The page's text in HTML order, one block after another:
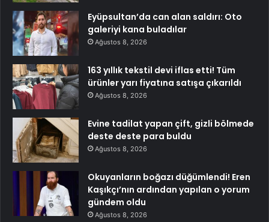
Eyüpsultan’da can alan saldırı: Oto
galeriyi kana buladılar
Ağustos 8, 2026
163 yıllık tekstil devi iflas etti! Tüm
ürünler yarı fiyatına satışa çıkarıldı
Ağustos 8, 2026
Evine tadilat yapan çift, gizli bölmede
deste deste para buldu
Ağustos 8, 2026
Okuyanların boğazı düğümlendi! Eren
Kaşıkçı’nın ardından yapılan o yorum
gündem oldu
Ağustos 8, 2026